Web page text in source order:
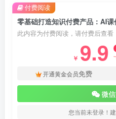
此内容为付费阅读，请付费后查看
￥ 9.9
开通黄金会员免费
微
您当前未登录！
付费阅读